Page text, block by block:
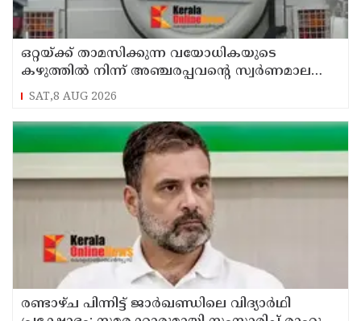
ഒറ്റയ്ക്ക് താമസിക്കുന്ന വയോധികയുടെ
കഴുത്തില്‍ നിന്ന് അഞ്ചരപ്പവന്റെ സ്വര്‍ണമാല
പൊട്ടിച്ചെടുത്തു; പ്രതി പിടിയില്‍
SAT,8 AUG 2026
രണ്ടാഴ്ച പിന്നിട്ട് ജാര്‍ഖണ്ഡിലെ വിദ്യാര്‍ഥി